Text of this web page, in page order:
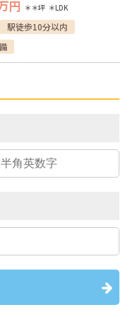
円 ＊＊坪 ＊LDK
駅徒歩10分以内